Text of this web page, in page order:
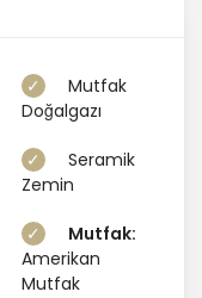
Mutfak
Doğalgazı
Seramik
Zemin
Mutfak:
Amerikan
Mutfak